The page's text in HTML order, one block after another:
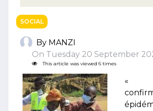
SOCIAL
By MANZI
On Tuesday 20 September
This article was viewed 6 times
«